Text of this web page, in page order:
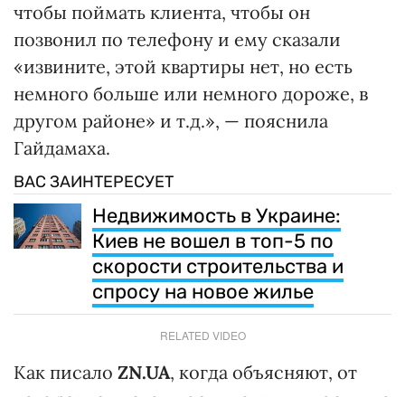
чтобы поймать клиента, чтобы он
позвонил по телефону и ему сказали
«извините, этой квартиры нет, но есть
немного больше или немного дороже, в
другом районе» и т.д.», — пояснила
Гайдамаха.
ВАС ЗАИНТЕРЕСУЕТ
Недвижимость в Украине:
Киев не вошел в топ-5 по
скорости строительства и
спросу на новое жилье
RELATED VIDEO
Как писало ZN.UA, когда объясняют, от